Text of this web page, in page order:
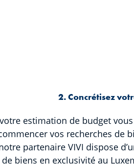
2. Concrétisez
estimation de budget
vos recherches de
partenaire VIVI dispose
biens en exclusivité au